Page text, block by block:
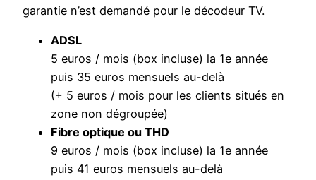
garantie n’est demandé pour le décodeur TV.
ADSL
5 euros / mois (box incluse) la 1e année
puis 35 euros mensuels au-delà
(+ 5 euros / mois pour les clients situés en
zone non dégroupée)
Fibre optique ou THD
9 euros / mois (box incluse) la 1e année
puis 41 euros mensuels au-delà